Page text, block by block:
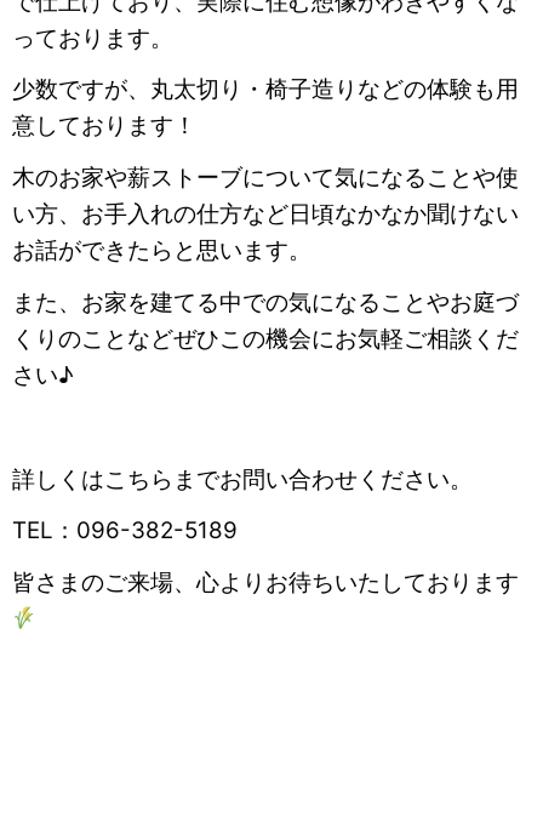
っております。
少数ですが、丸太切り・椅子造りなどの体験も用
意しております！
木のお家や薪ストーブについて気になることや使
い方、お手入れの仕方など日頃なかなか聞けない
お話ができたらと思います。
また、お家を建てる中での気になることやお庭づ
くりのことなどぜひこの機会にお気軽ご相談くだ
さい♪
詳しくはこちらまでお問い合わせください。
TEL：096-382-5189
皆さまのご来場、心よりお待ちいたしております